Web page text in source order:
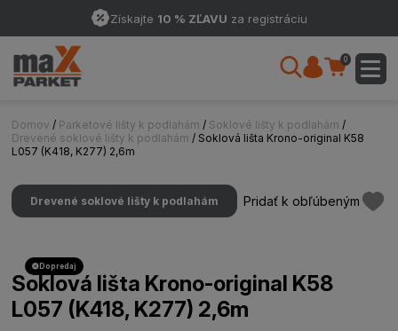
Získajte 10 % ZĽAVU za registráciu
0
Domov / Parketové lišty k podlahám / Soklové lišty k podlahám /
Drevené soklové lišty k podlahám / Soklová lišta Krono-original K58
L057 (K418, K277) 2,6m
Drevené soklové lišty k podlahám Pridať k obľúbeným
Dopredaj
Soklová lišta Krono-original K58
L057 (K418, K277) 2,6m